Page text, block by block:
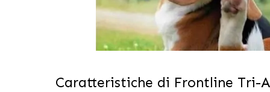
Caratteristiche di Frontline Tri-